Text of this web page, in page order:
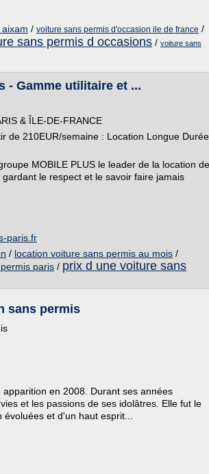
/ voiture sans permis d'occasion ile de france /
sans permis d occasions / voiture sans
- Gamme utilitaire et ...
& ÎLE-DE-FRANCE
de 210EUR/semaine : Location Longue Durée
MOBILE PLUS le leader de la location de
le respect et le savoir faire jamais
paris.fr
/ location voiture sans permis au mois /
paris / prix d une voiture sans
sans permis
en 2008. Durant ses années
et les passions de ses idolâtres. Elle fut le
et d'un haut esprit...